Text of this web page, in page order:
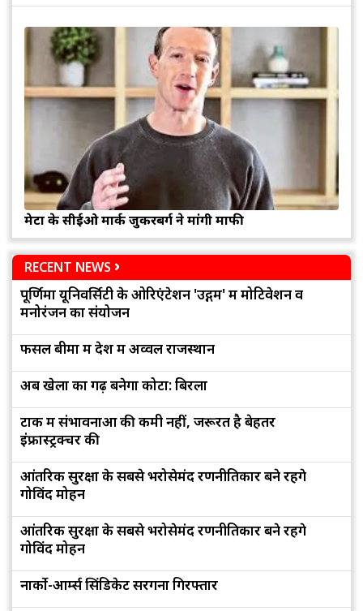
मेटा के सीईओ मार्क जुकरबर्ग ने मांगी माफी
RECENT NEWS
पूर्णिमा यूनिवर्सिटी के ओरिएंटेशन 'उद्गम' में मोटिवेशन व
मनोरंजन का संयोजन
फसल बीमा में देश में अव्वल राजस्थान
अब खेलों का गढ़ बनेगा कोटा: बिरला
टोंक में संभावनाओं की कमी नहीं, जरूरत है बेहतर
इंफ्रास्ट्रक्चर की
आंतरिक सुरक्षा के सबसे भरोसेमंद रणनीतिकार बने रहेंगे
गोविंद मोहन
आंतरिक सुरक्षा के सबसे भरोसेमंद रणनीतिकार बने रहेंगे
गोविंद मोहन
नार्को-आर्म्स सिंडिकेट सरगना गिरफ्तार